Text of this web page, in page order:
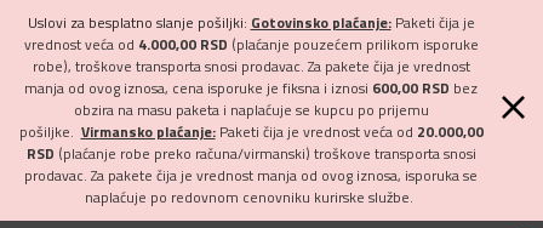
Uslovi za besplatno slanje pošiljki: Gotovinsko plaćanje:Paketi čija je
vrednost veća od 4.000,00 RSD (plaćanje pouzećem prilikom isporuke
robe), troškove transporta snosi prodavac. Za pakete čija je vrednost
manja od ovog iznosa, cena isporuke je fiksna i iznosi 600,00 RSD bez
obzira na masu paketa i naplaćuje se kupcu po prijemu
pošiljke. Virmansko plaćanje:Paketi čija je vrednost veća od 20.000,00
RSD (plaćanje robe preko računa/virmanski) troškove transporta snosi
prodavac. Za pakete čija je vrednost manja od ovog iznosa, isporuka se
naplaćuje po redovnom cenovniku kurirske službe.